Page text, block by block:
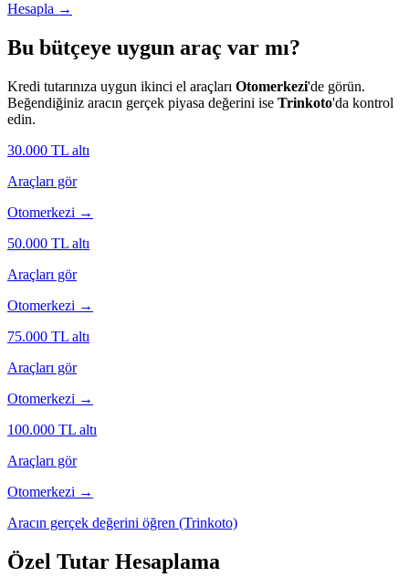
Hesapla →
Bu bütçeye uygun araç var mı?
Kredi tutarınıza uygun ikinci el araçları Otomerkezi'de görün.
Beğendiğiniz aracın gerçek piyasa değerini ise Trinkoto'da kontrol
edin.
30.000 TL altı
Araçları gör
Otomerkezi →
50.000 TL altı
Araçları gör
Otomerkezi →
75.000 TL altı
Araçları gör
Otomerkezi →
100.000 TL altı
Araçları gör
Otomerkezi →
Aracın gerçek değerini öğren (Trinkoto)
Özel Tutar Hesaplama